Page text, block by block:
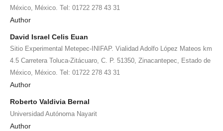
México, México. Tel: 01722 278 43 31
Author
David Israel Celis Euan
Sitio Experimental Metepec-INIFAP. Vialidad Adolfo López Mateos km
4.5 Carretera Toluca-Zitácuaro, C. P. 51350, Zinacantepec, Estado de
México, México. Tel: 01722 278 43 31
Author
Roberto Valdivia Bernal
Universidad Autónoma Nayarit
Author